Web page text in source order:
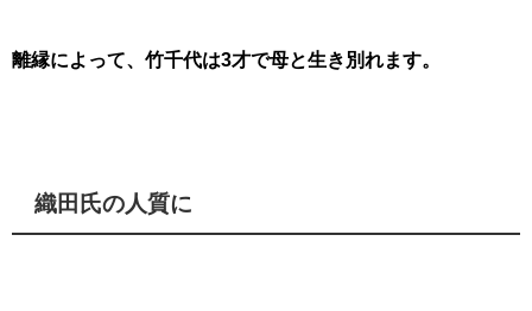
離縁によって、竹千代は3才で母と生き別れます。
織田氏の人質に